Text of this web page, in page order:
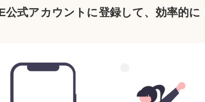
公式アカウントに登録して、効率的に